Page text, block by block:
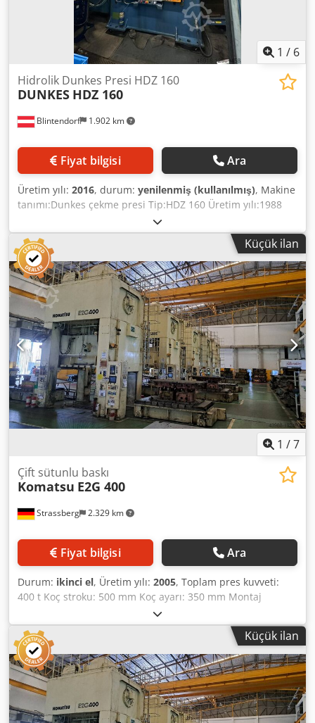
1 / 6
Blintendorf 1.902 km
Hidrolik Dunkes Presi HDZ 160
DUNKES HDZ 160
Fiyat bilgisi Ara
Üretim yılı: 2016, durum: yenilenmiş (kullanılmış), Makine
tanımı:Dunkes çekme presi Tip:HDZ 160 Üretim yılı:1988
Dcodpfx Aajpl T Rwevsk Yeniden inşa yılı:2016 Elektrik
çizimi:16001E1 Çalışma gerilimi: 3AC 400V Frekans:50Hz
Nominal akım:100A Kontrol gerilimi: 24 VDC
Küçük ilan
1 /7
Strassberg 2.329 km
Çift sütunlu baskı
Komatsu E2G 400
Fiyat bilgisi Ara
Durum: ikinci el, Üretim yılı: 2005, Toplam pres kuvveti:
400 t Koç stroku: 500 mm Koç ayarı: 350 mm Montaj
yüksekliği: 1250 mm Tabla bağlama yüzeyi yaklaşık: 2500 x
1500 mm Koç bağlama yüzeyi yaklaşık: 2500 x 1500 mm
Djdpfx Aswnn Rtoavsck Tabla çekme minderi kuvveti: 80 t
Çekme minderi stroku: 250 mm Dakikadaki strok sayısı: 15 -
30 dak-1 Koçtaki maksimum takım ağırlığı: 4000 kg Güç
gereksinimi: 70 kW Zemin üstü yükseklik yaklaşık: 8000 mm
Makine ağırlığı yaklaşık: 150 t Standart donanım 2 çekme
minderi silindiri, iki plaka
Küçük ilan